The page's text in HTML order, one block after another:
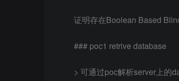
证明存在Boolean Based
### poc1 retrive database
> 可通过poc解析server上的